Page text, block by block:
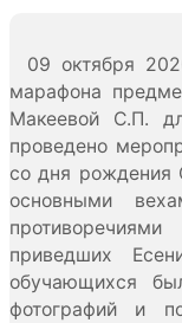
09 октября
марафона
Макеевой С.П.
проведено
со дня рождения
основными
приведших
обучающихся
фотографий и